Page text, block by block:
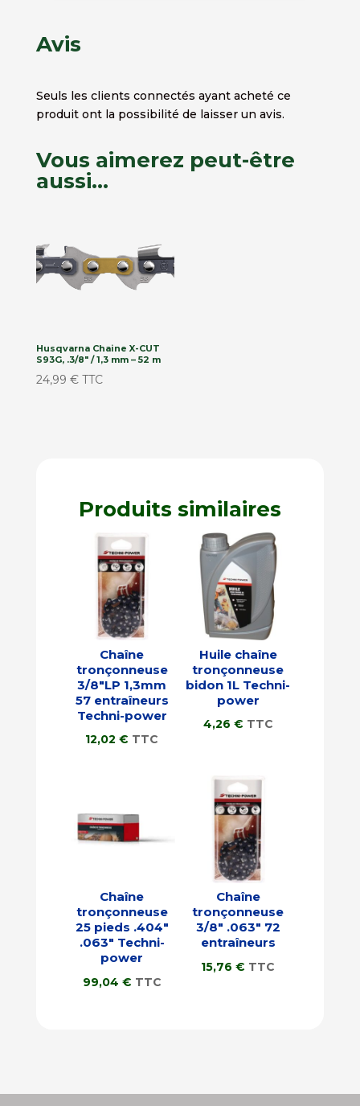
Avis
Seuls les clients connectés ayant acheté ce
produit ont la possibilité de laisser un avis.
Vous aimerez peut-être
aussi…
Husqvarna Chaine X-CUT
S93G, .3/8″ / 1,3 mm – 52 m
24,99 € TTC
Produits similaires
Chaîne
tronçonneuse
3/8″LP 1,3mm
57 entraîneurs
Techni-power
12,02€ TTC
Huile chaîne
tronçonneuse
bidon 1L Techni-
power
4,26 € TTC
Chaîne
tronçonneuse
25 pieds .404″
.063″ Techni-
power
99,04 € TTC
Chaîne
tronçonneuse
3/8″ .063″ 72
entraîneurs
15,76€ TTC